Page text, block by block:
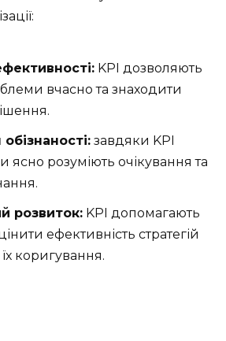
KPI дозволяють
вчасно та знаходити
завдяки KPI
ясно розуміють очікування та
розвиток: KPI допомагають
ефективність стратегій
коригування.